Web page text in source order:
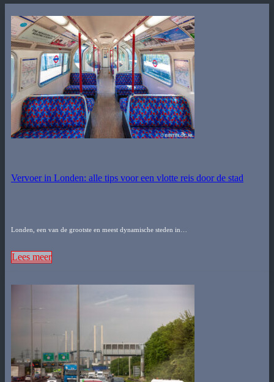
Vervoer in Londen: alle tips voor een vlotte reis door de stad
Londen, een van de grootste en meest dynamische steden in…
Lees meer